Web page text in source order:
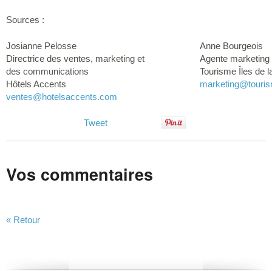
Sources :
Josianne Pelosse
Directrice des ventes, marketing et
des communications
Hôtels Accents
ventes@hotelsaccents.com
Anne Bourgeois
Agente marketing
Tourisme Îles de
marketing
Tweet
Vos commentaires
« Retour